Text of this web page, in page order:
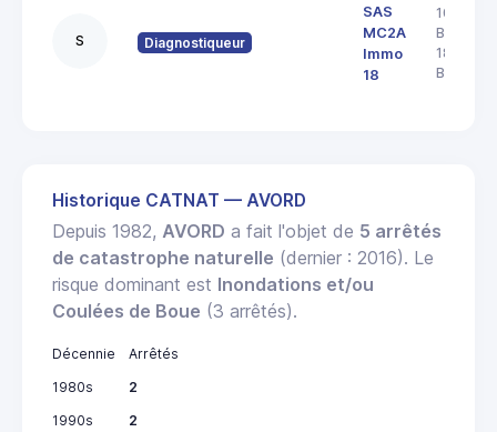
S Diagnostiqueur
SAS
MC2A
Immo
18
103 rue
Barbès
18000
Historique CATNAT — AVORD
Depuis 1982, AVORD a fait l'objet de 5 arrêtés
de catastrophe naturelle (dernier : 2016). Le
risque dominant est Inondations et/ou
Coulées de Boue (3 arrêtés).
Décennie
Arrêtés
1980s
2
1990s
2